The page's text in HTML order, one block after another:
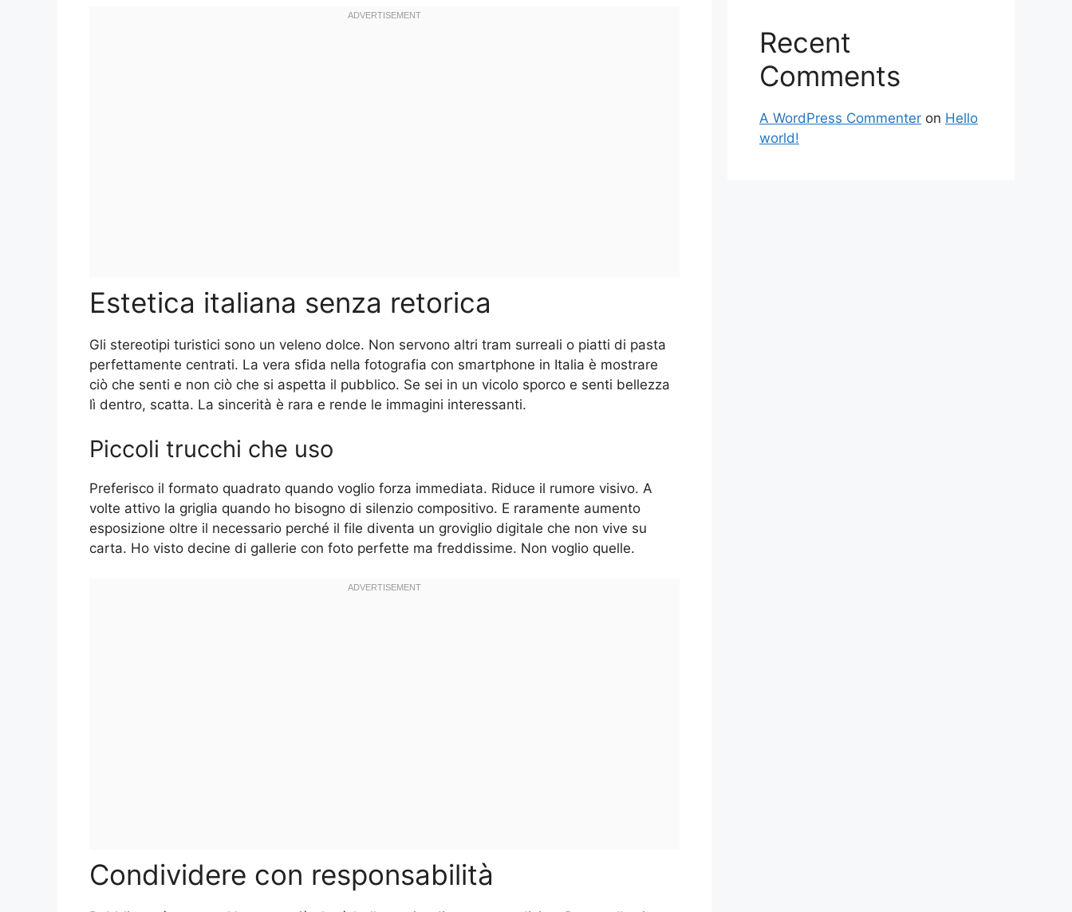
Estetica italiana senza retorica
Gli stereotipi turistici sono un veleno dolce. Non servono altri tram surreali o piatti di pasta
perfettamente centrati. La vera sfida nella fotografia con smartphone in Italia è mostrare
ciò che senti e non ciò che si aspetta il pubblico. Se sei in un vicolo sporco e senti bellezza
lì dentro, scatta. La sincerità è rara e rende le immagini interessanti.
Piccoli trucchi che uso
Preferisco il formato quadrato quando voglio forza immediata. Riduce il rumore visivo. A
volte attivo la griglia quando ho bisogno di silenzio compositivo. E raramente aumento
esposizione oltre il necessario perché il file diventa un groviglio digitale che non vive su
carta. Ho visto decine di gallerie con foto perfette ma freddissime. Non voglio quelle.
Condividere con responsabilità
Recent
Comments
A WordPress Commenter on Hello
world!